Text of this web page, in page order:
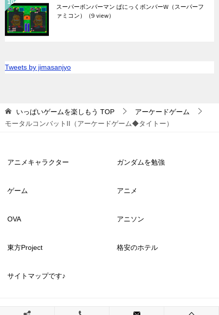
スーパーボンバーマン ぱにっくボンバーW（スーパーフ
ァミコン） （9 view）
Tweets by jimasanjyo
いっぱいゲームを楽しもう TOP
アーケードゲーム
モータルコンバットII（アーケードゲーム◆タイトー）
アニメキャラクター ガンダムを勉強
ゲーム アニメ
OVA アニソン
東方Project 格安のホテル
サイトマップです♪
© 2017 いっぱいゲームを楽しもう